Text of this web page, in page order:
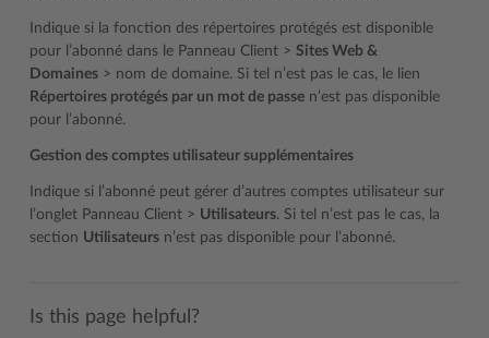
Indique si la fonction des répertoires protégés est disponible
pour l’abonné dans le Panneau Client > Sites Web &
Domaines > nom de domaine. Si tel n’est pas le cas, le lien
Répertoires protégés par un mot de passe n’est pas disponible
pour l’abonné.
Gestion des comptes utilisateur supplémentaires
Indique si l’abonné peut gérer d’autres comptes utilisateur sur
l’onglet Panneau Client > Utilisateurs. Si tel n’est pas le cas, la
section Utilisateurs n’est pas disponible pour l’abonné.
Is this page helpful?